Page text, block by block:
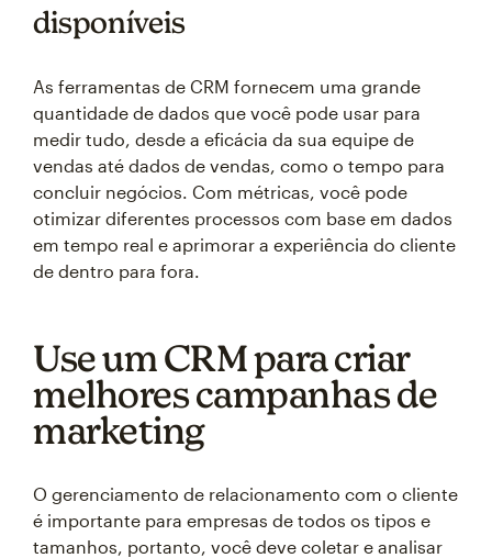
disponíveis
As ferramentas de CRM fornecem uma grande
quantidade de dados que você pode usar para
medir tudo, desde a eficácia da sua equipe de
vendas até dados de vendas, como o tempo para
concluir negócios. Com métricas, você pode
otimizar diferentes processos com base em dados
em tempo real e aprimorar a experiência do cliente
de dentro para fora.
Use um CRM para criar
melhores campanhas de
marketing
O gerenciamento de relacionamento com o cliente
é importante para empresas de todos os tipos e
tamanhos, portanto, você deve coletar e analisar